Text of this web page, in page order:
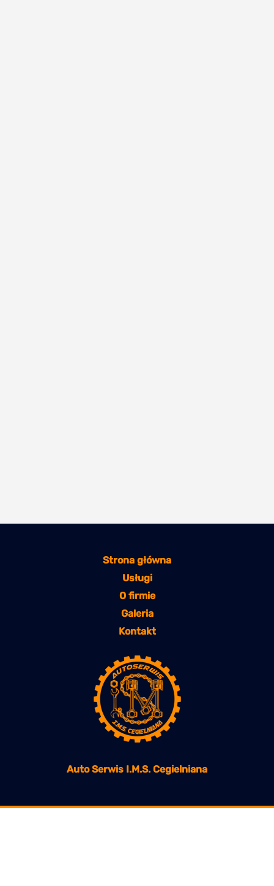
Strona główna
Usługi
O firmie
Galeria
Kontakt
Auto Serwis I.M.S. Cegielniana